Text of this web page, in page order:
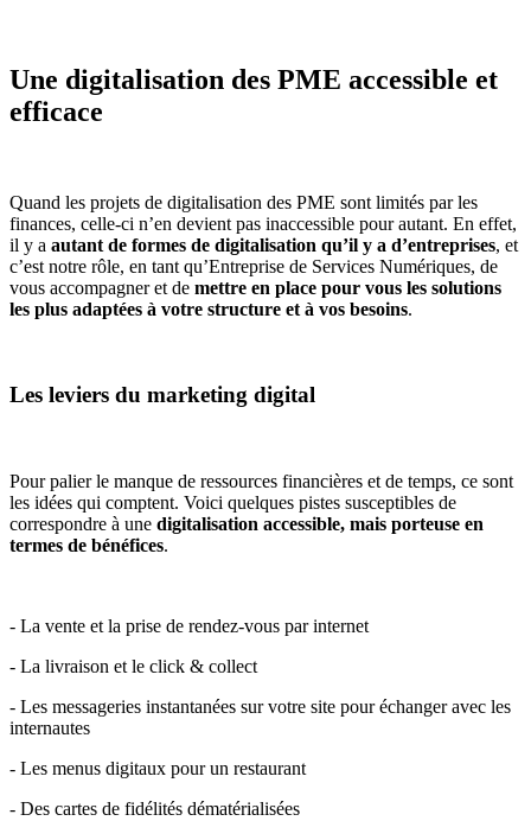
Une digitalisation des PME accessible et
efficace
Quand les projets de digitalisation des PME sont limités par les
finances, celle-ci n’en devient pas inaccessible pour autant. En effet,
il y a autant de formes de digitalisation qu’il y a d’entreprises, et
c’est notre rôle, en tant qu’Entreprise de Services Numériques, de
vous accompagner et de mettre en place pour vous les solutions
les plus adaptées à votre structure et à vos besoins.
Les leviers du marketing digital
Pour palier le manque de ressources financières et de temps, ce sont
les idées qui comptent. Voici quelques pistes susceptibles de
correspondre à une digitalisation accessible, mais porteuse en
termes de bénéfices.
- La vente et la prise de rendez-vous par internet
- La livraison et le click & collect
- Les messageries instantanées sur votre site pour échanger avec les
internautes
- Les menus digitaux pour un restaurant
- Des cartes de fidélités dématérialisées